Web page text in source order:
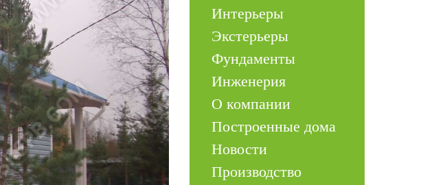
Интерьеры
Экстерьеры
Фундаменты
Инженерия
О компании
Построенные дома
Новости
Производство